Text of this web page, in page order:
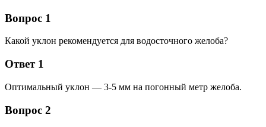
Вопрос 1
Какой уклон рекомендуется для водосточного желоба?
Ответ 1
Оптимальный уклон — 3-5 мм на погонный метр желоба.
Вопрос 2